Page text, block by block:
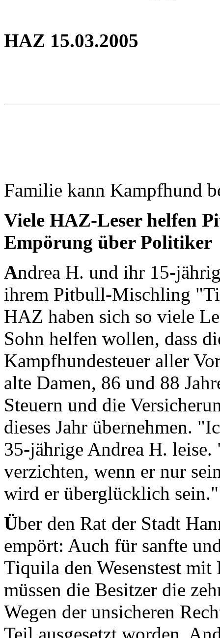
HAZ 15.03.2005
Familie kann Kampfhund
Viele HAZ-Leser helfen
Empörung über Politiker
Andrea H. und ihr 15-
ihrem Pitbull-Mischling
HAZ haben sich so viele
Sohn helfen wollen, dass
Kampfhundesteuer aller
alte Damen, 86 und 88
Steuern und die
dieses Jahr übernehmen.
35-jährige Andrea H.
verzichten, wenn er nur
wird er überglücklich sein."
Über den Rat der Stadt
empört: Auch für sanfte
Tiquila den Wesenstest mit
müssen die Besitzer die
Wegen der unsicheren